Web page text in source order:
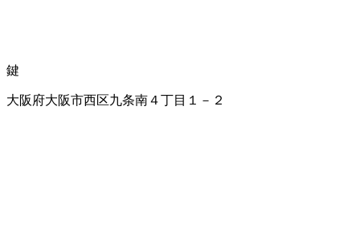
鍵
大阪府大阪市西区九条南４丁目１－２